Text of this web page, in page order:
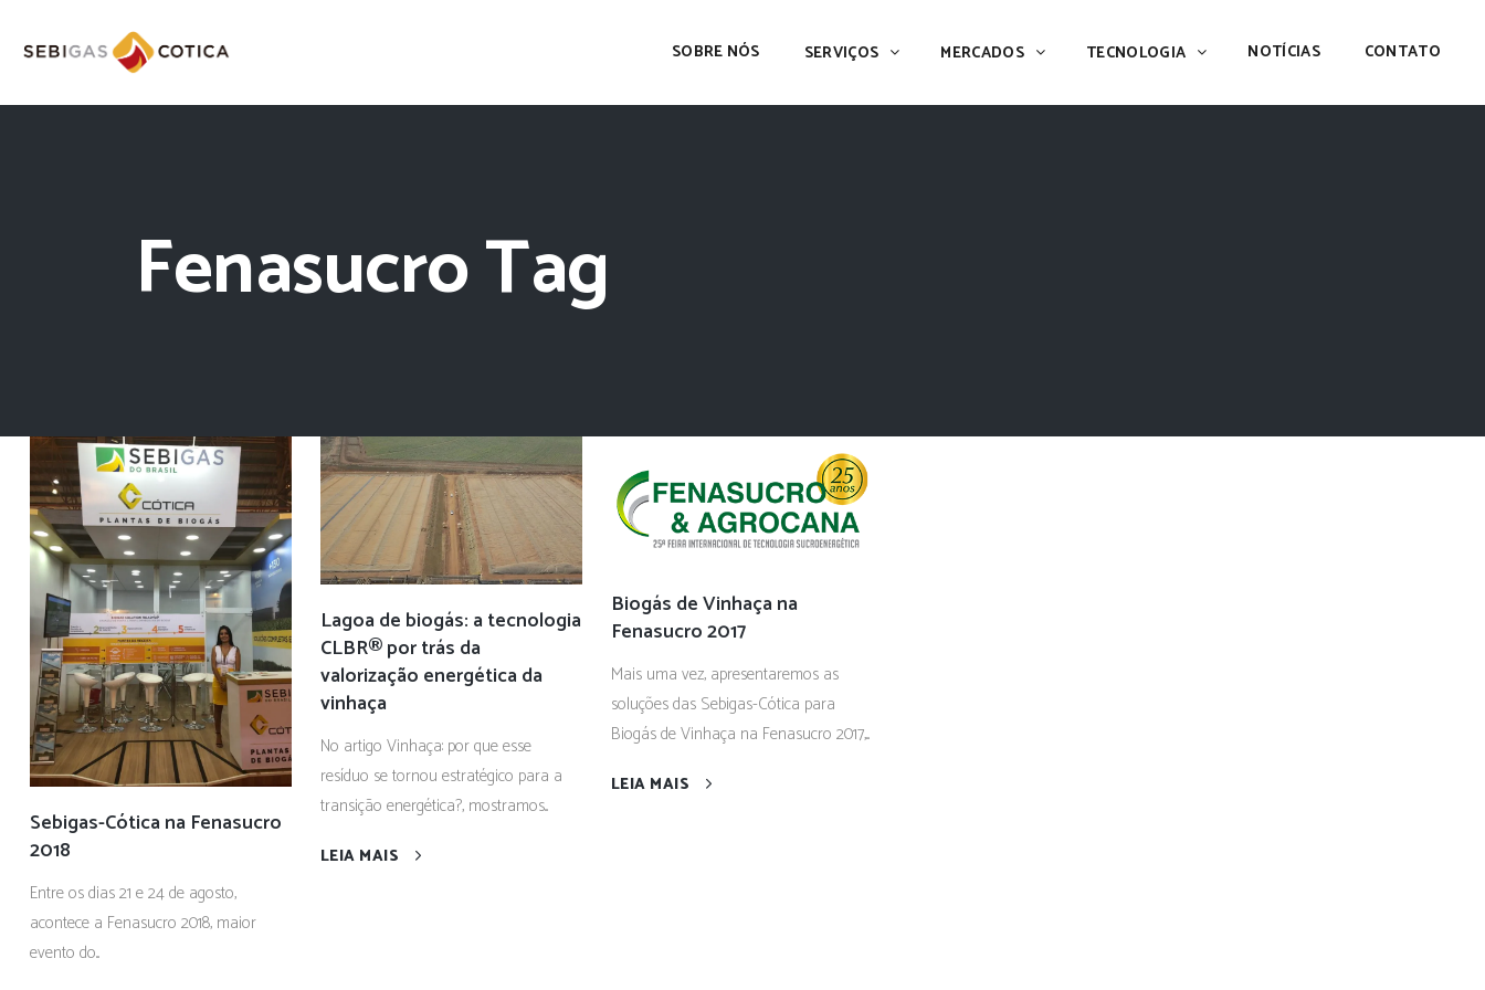
SOBRE NÓS SERVIÇOS MERCADOS TECNOLOGIA NOTÍCIAS CONTATO
Fenasucro Tag
Sebigas-Cótica na Fenasucro
2018
Entre os dias 21 e 24 de agosto,
acontece a Fenasucro 2018, maior
evento do...
Lagoa de biogás: a tecnologia
CLBR® por trás da
valorização energética da
vinhaça
No artigo Vinhaça: por que esse
resíduo se tornou estratégico para a
transição energética?, mostramos...
LEIA MAIS
Biogás de Vinhaça na
Fenasucro 2017
Mais uma vez, apresentaremos as
soluções das Sebigas-Cótica para
Biogás de Vinhaça na Fenasucro 2017,...
LEIA MAIS